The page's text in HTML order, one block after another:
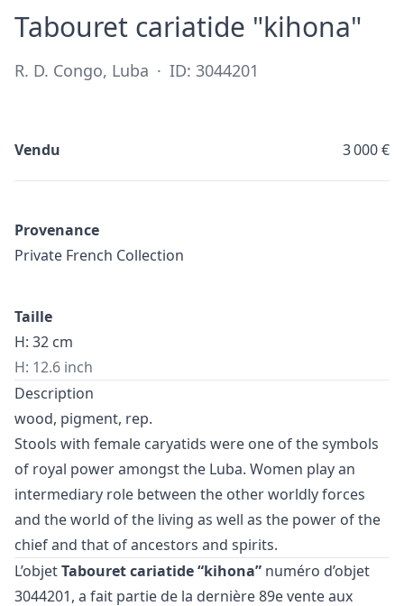
Tabouret cariatide "kihona"
R. D. Congo, Luba · ID: 3044201
Vendu 3 000 €
Provenance
Private French Collection
Taille
H: 32 cm
H: 12.6 inch
Description
wood, pigment, rep.
Stools with female caryatids were one of the symbols
of royal power amongst the Luba. Women play an
intermediary role between the other worldly forces
and the world of the living as well as the power of the
chief and that of ancestors and spirits.
L’objetTabouret cariatide “kihona” numéro d’objet
3044201, a fait partie de la dernière89e vente aux